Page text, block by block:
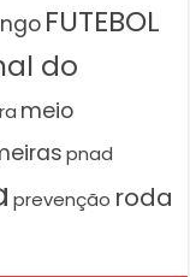
FUTEBOL
do
meio
pnad
prevenção roda